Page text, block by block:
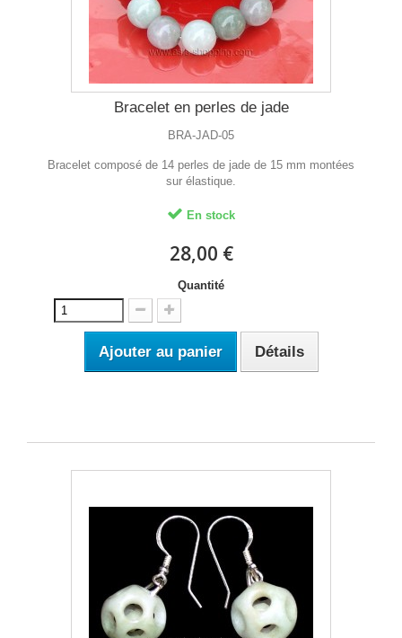
Bracelet en perles de jade
BRA-JAD-05
Bracelet composé de 14 perles de jade de 15 mm montées
sur élastique.
En stock
28,00 €
Quantité
Ajouter au panier Détails